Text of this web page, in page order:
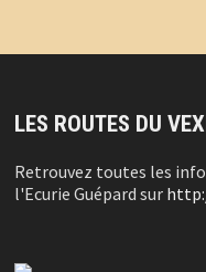
LES ROUTES DU
Retrouvez toutes les
l'Ecurie Guépard sur